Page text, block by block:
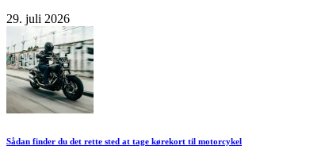
29. juli 2026
Sådan finder du det rette sted at tage kørekort til motorcykel